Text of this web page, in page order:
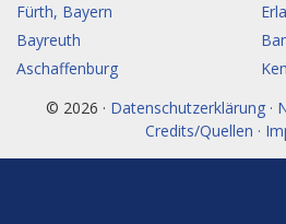
Fürth, Bayern
Bayreuth
Aschaffenburg
© 2026 · Datenschutzerklärung ·
Credits/Quellen ·